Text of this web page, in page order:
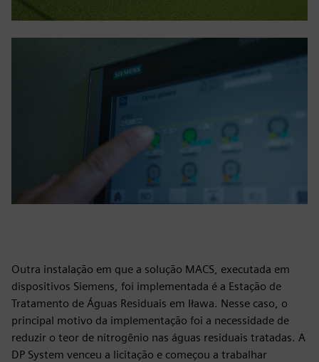
Outra instalação em que a solução MACS, executada em
dispositivos Siemens, foi implementada é a Estação de
Tratamento de Águas Residuais em Iława. Nesse caso, o
principal motivo da implementação foi a necessidade de
reduzir o teor de nitrogênio nas águas residuais tratadas. A
DP System venceu a licitação e começou a trabalhar